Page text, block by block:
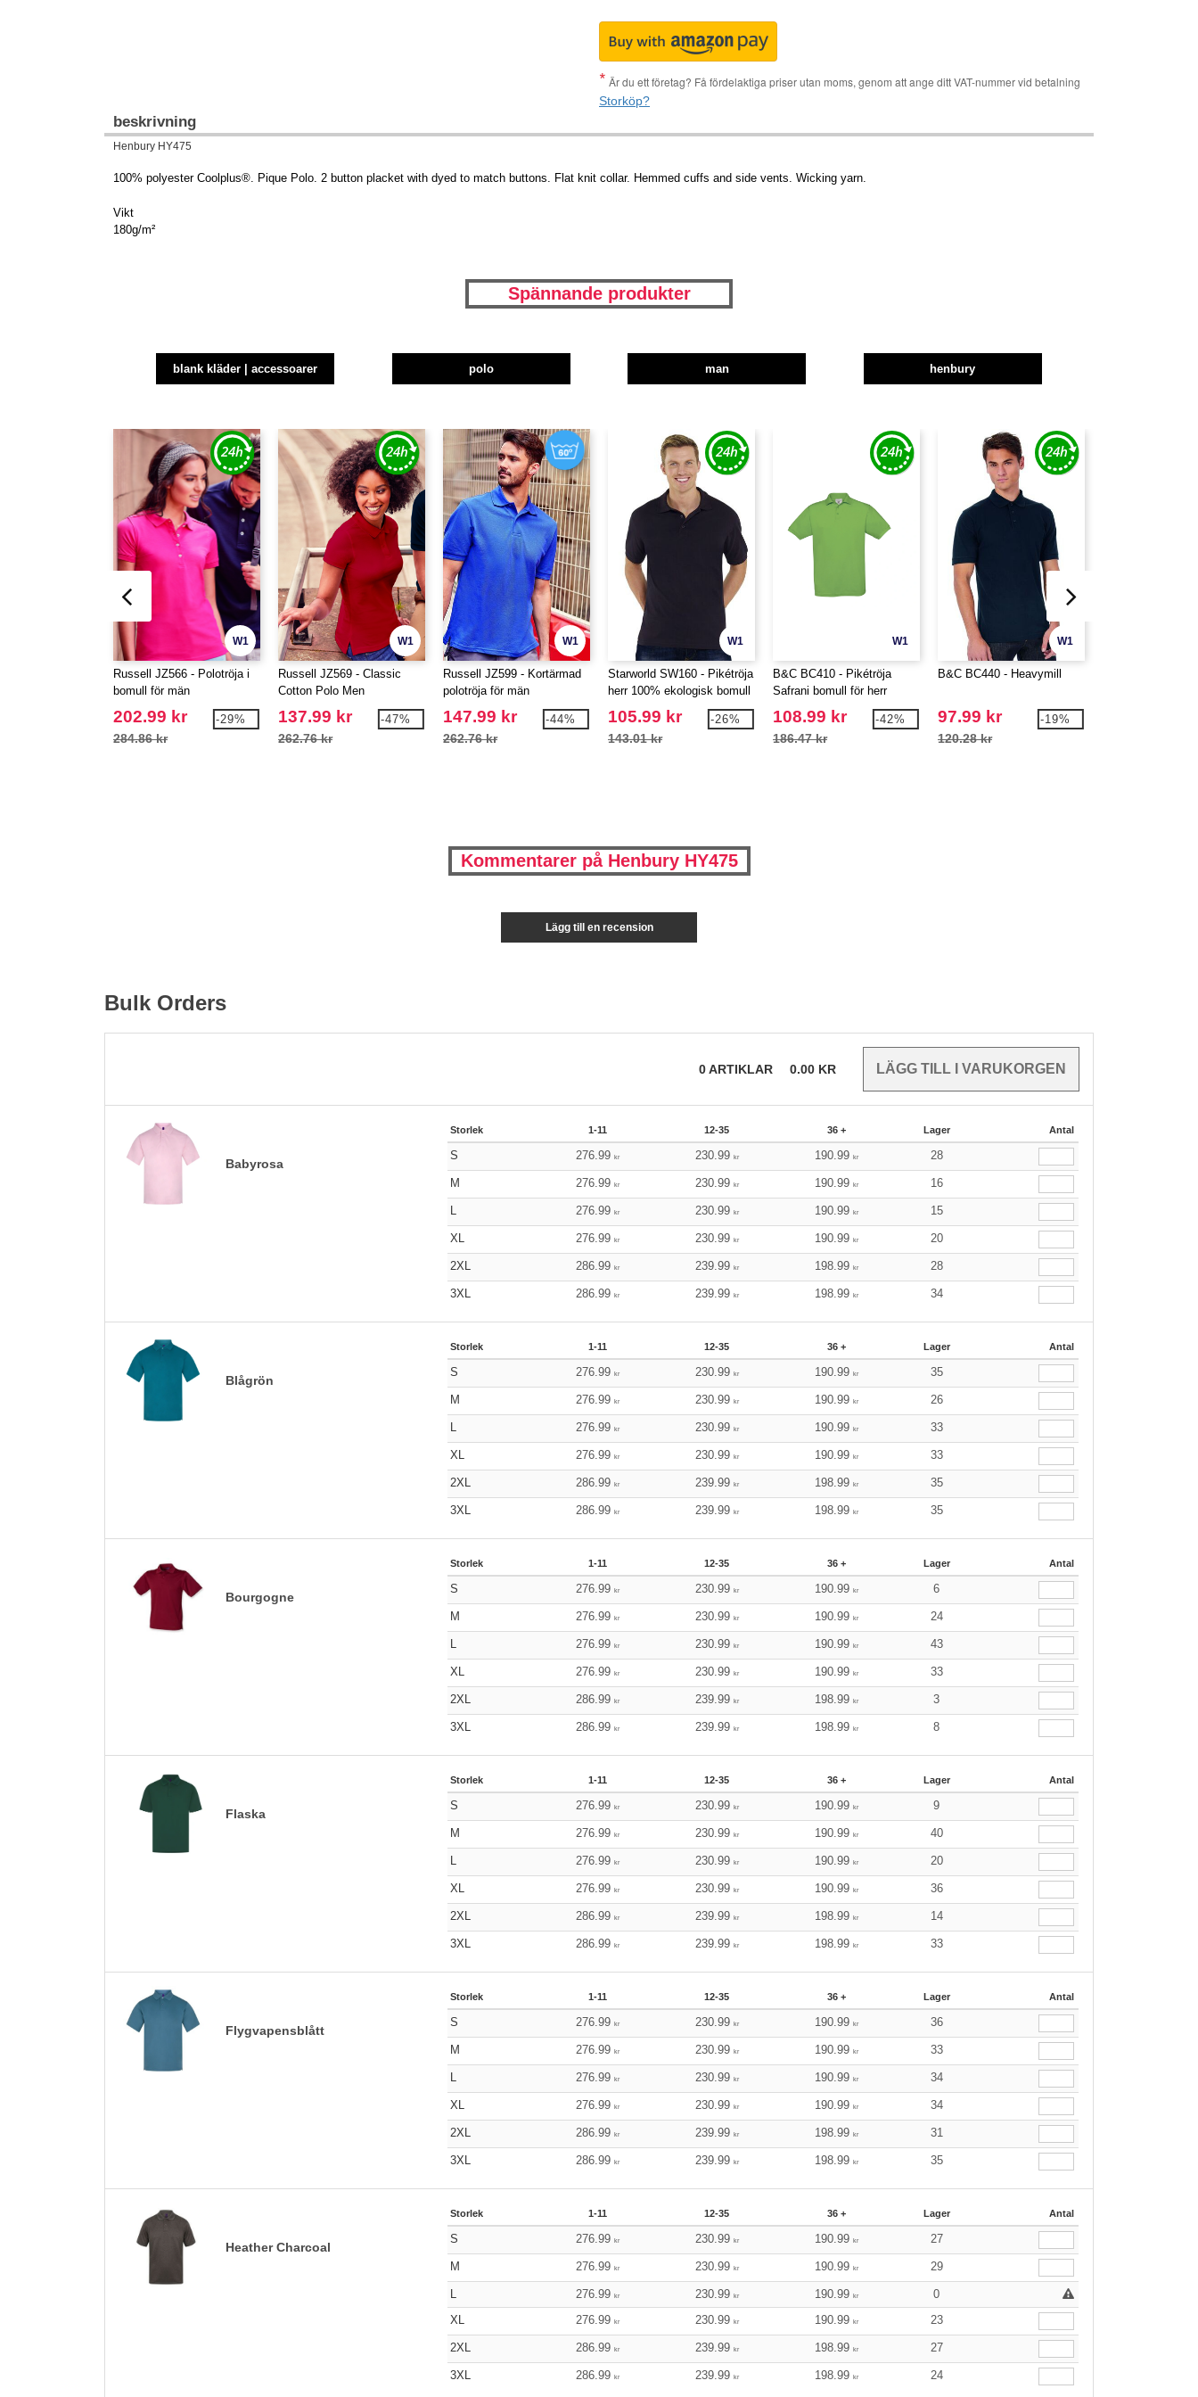
Är du ett företag? Få fördelaktiga priser utan moms, genom att ange ditt VAT-nummer vid betalning
Storköp?
beskrivning
Henbury HY475
100% polyester Coolplus®. Pique Polo. 2 button placket with dyed to match buttons. Flat knit collar. Hemmed cuffs and side vents. Wicking yarn.
Vikt
180g/m²
Spännande produkter
blank kläder | accessoarer polo man henbury
W1
Russell JZ566 - Polotröja i
bomull för män
202.99 kr
284.86 kr
-29%
W1
Russell JZ569 - Classic
Cotton Polo Men
137.99 kr
262.76 kr
-47%
W1
Russell JZ599 - Kortärmad
polotröja för män
147.99 kr
262.76 kr
-44%
W1
Starworld SW160 - Pikétröja
herr 100% ekologisk bomull
105.99 kr
143.01 kr
-26%
W1
B&C BC410 - Pikétröja
Safrani bomull för herr
108.99 kr
186.47 kr
-42%
W1
B&C BC440 - Heavymill
97.99 kr
120.28 kr
-19%
Kommentarer på Henbury HY475
Lägg till en recension
Bulk Orders
0ARTIKLAR 0.00 KR
Babyrosa
Storlek 1-11 12-35 36 + Lager Antal
S 276.99kr 230.99 kr 190.99 kr 28
M 276.99kr 230.99 kr 190.99 kr 16
L 276.99kr 230.99 kr 190.99 kr 15
XL 276.99kr 230.99 kr 190.99 kr 20
2XL 286.99kr 239.99 kr 198.99 kr 28
3XL 286.99kr 239.99 kr 198.99 kr 34
Blågrön
Storlek 1-11 12-35 36 + Lager Antal
S 276.99kr 230.99 kr 190.99 kr 35
M 276.99kr 230.99 kr 190.99 kr 26
L 276.99kr 230.99 kr 190.99 kr 33
XL 276.99kr 230.99 kr 190.99 kr 33
2XL 286.99kr 239.99 kr 198.99 kr 35
3XL 286.99kr 239.99 kr 198.99 kr 35
Bourgogne
Storlek 1-11 12-35 36 + Lager Antal
S 276.99kr 230.99 kr 190.99 kr 6
M 276.99kr 230.99 kr 190.99 kr 24
L 276.99kr 230.99 kr 190.99 kr 43
XL 276.99kr 230.99 kr 190.99 kr 33
2XL 286.99kr 239.99 kr 198.99 kr 3
3XL 286.99kr 239.99 kr 198.99 kr 8
Flaska
Storlek 1-11 12-35 36 + Lager Antal
S 276.99kr 230.99 kr 190.99 kr 9
M 276.99kr 230.99 kr 190.99 kr 40
L 276.99kr 230.99 kr 190.99 kr 20
XL 276.99kr 230.99 kr 190.99 kr 36
2XL 286.99kr 239.99 kr 198.99 kr 14
3XL 286.99kr 239.99 kr 198.99 kr 33
Flygvapensblått
Storlek 1-11 12-35 36 + Lager Antal
S 276.99kr 230.99 kr 190.99 kr 36
M 276.99kr 230.99 kr 190.99 kr 33
L 276.99kr 230.99 kr 190.99 kr 34
XL 276.99kr 230.99 kr 190.99 kr 34
2XL 286.99kr 239.99 kr 198.99 kr 31
3XL 286.99kr 239.99 kr 198.99 kr 35
Heather Charcoal
Storlek 1-11 12-35 36 + Lager Antal
S 276.99kr 230.99 kr 190.99 kr 27
M 276.99kr 230.99 kr 190.99 kr 29
L 276.99kr 230.99 kr 190.99 kr
0
XL
276.99kr 230.99 kr 190.99 kr 23
2XL 286.99kr 239.99 kr 198.99 kr 27
3XL 286.99kr 239.99 kr 198.99 kr 24